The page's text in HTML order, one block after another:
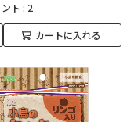
ト : 2
カートに入れる